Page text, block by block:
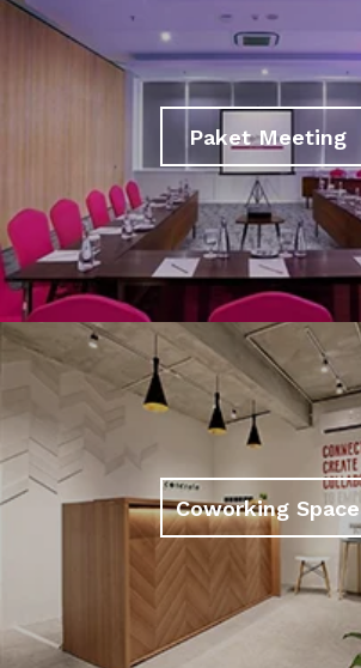
Paket Meeting
Coworking Space